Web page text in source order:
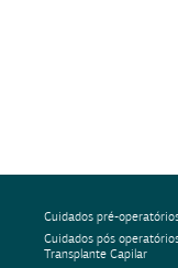
Cuidados pré-
Cuidados pós
Transplante Capilar